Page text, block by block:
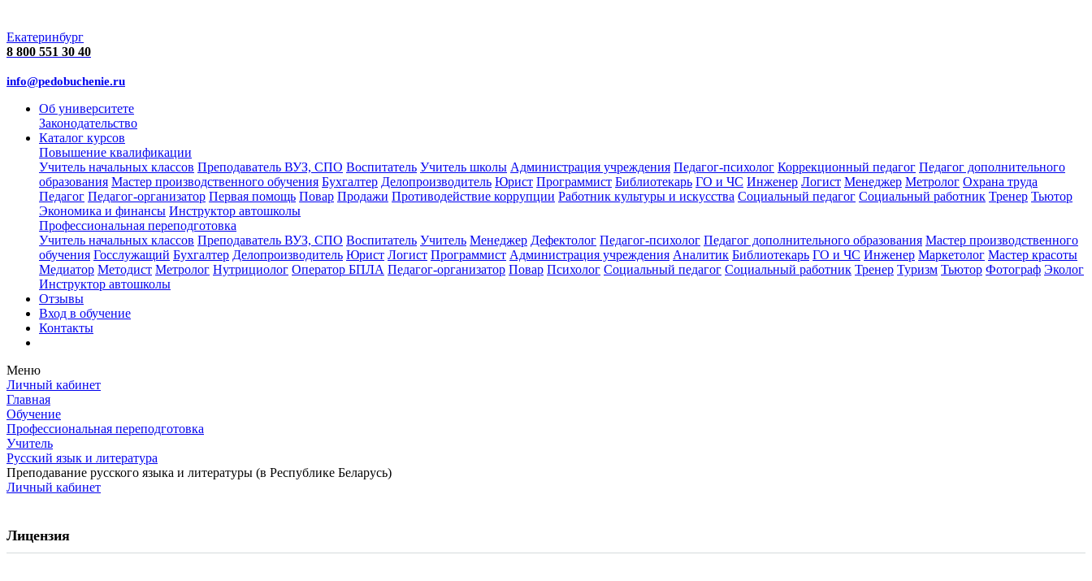
Екатеринбург
8 800 551 30 40
info@pedobuchenie.ru
Об университете
Законодательство
Каталог курсов
Повышение квалификации
Учитель начальных классов Преподаватель ВУЗ, СПО Воспитатель Учитель школы Администрация учреждения Педагог-психолог Коррекционный педагог Педагог дополнительного
образования Мастер производственного обучения Бухгалтер Делопроизводитель Юрист Программист Библиотекарь ГО и ЧС Инженер Логист Менеджер Метролог Охрана труда
Педагог Педагог-организатор Первая помощь Повар Продажи Противодействие коррупции Работник культуры и искусства Социальный педагог Социальный работник Тренер Тьютор
Экономика и финансы Инструктор автошколы
Профессиональная переподготовка
Учитель начальных классов Преподаватель ВУЗ, СПО Воспитатель Учитель Менеджер Дефектолог Педагог-психолог Педагог дополнительного образования Мастер производственного
обучения Госслужащий Бухгалтер Делопроизводитель Юрист Логист Программист Администрация учреждения Аналитик Библиотекарь ГО и ЧС Инженер Маркетолог Мастер красоты
Медиатор Методист Метролог Нутрициолог Оператор БПЛА Педагог-организатор Повар Психолог Социальный педагог Социальный работник Тренер Туризм Тьютор Фотограф Эколог
Инструктор автошколы
Отзывы
Вход в обучение
Контакты
Меню
Личный кабинет
Главная
Обучение
Профессиональная переподготовка
Учитель
Русский язык и литература
Преподавание русского языка и литературы (в Республике Беларусь)
Личный кабинет
Лицензия